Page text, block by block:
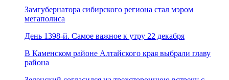
Замгубернатора сибирского региона стал мэром
мегаполиса
День 1398-й. Самое важное к утру 22 декабря
В Каменском районе Алтайского края выбрали главу
района